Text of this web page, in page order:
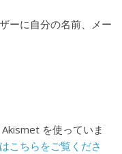
ーに自分の名前、メー
を使っていま
こちらをご覧くださ